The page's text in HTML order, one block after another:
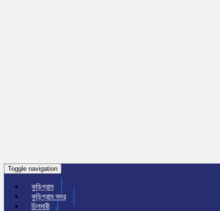
Toggle navigation
কুড়িগ্রাম
কুড়িগ্রাম সদর
চিলমারী